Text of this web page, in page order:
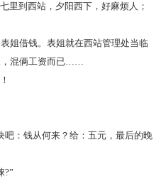
里到西站，夕阳西下，好麻烦人；
借钱。表姐就在西站管理处当临
，混俩工资而已……
钱从何来？给：五元，最后的晚